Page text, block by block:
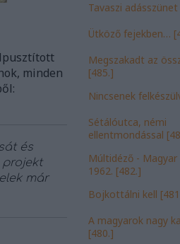
minden
és
projekt
már
Tavaszi
Ütköző fejekben…
Megszakadt az
[485.]
Nincsenek
Sétálóutca, némi
ellentmondással
Múltidéző - Magyar
1962. [482.]
Bojkottálni kell
A magyarok nagy
[480.]